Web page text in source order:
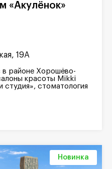
«Акулёнок»
19А
в районе Хорошёво-
красоты Mikki
стоматология
Новинка